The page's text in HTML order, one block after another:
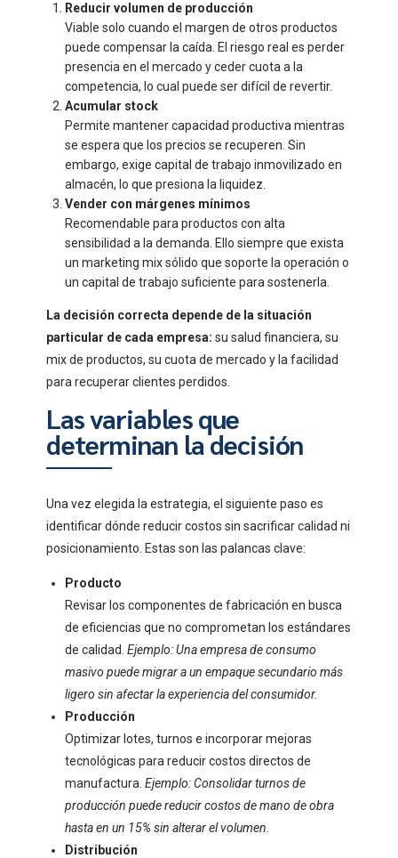
Reducir volumen de producción
Viable solo cuando el margen de otros productos
puede compensar la caída. El riesgo real es perder
presencia en el mercado y ceder cuota a la
competencia, lo cual puede ser difícil de revertir.
Acumular stock
Permite mantener capacidad productiva mientras
se espera que los precios se recuperen. Sin
embargo, exige capital de trabajo inmovilizado en
almacén, lo que presiona la liquidez.
Vender con márgenes mínimos
Recomendable para productos con alta
sensibilidad a la demanda. Ello siempre que exista
un marketing mix sólido que soporte la operación o
un capital de trabajo suficiente para sostenerla.
La decisión correcta depende de la situación
particular de cada empresa: su salud financiera, su
mix de productos, su cuota de mercado y la facilidad
para recuperar clientes perdidos.
Las variables que
determinan la decisión
Una vez elegida la estrategia, el siguiente paso es
identificar dónde reducir costos sin sacrificar calidad ni
posicionamiento. Estas son las palancas clave:
Producto
Revisar los componentes de fabricación en busca
de eficiencias que no comprometan los estándares
de calidad.Ejemplo: Una empresa de consumo
masivo puede migrar a un empaque secundario más
ligero sin afectar la experiencia del consumidor.
Producción
Optimizar lotes, turnos e incorporar mejoras
tecnológicas para reducir costos directos de
manufactura.Ejemplo: Consolidar turnos de
producción puede reducir costos de mano de obra
hasta en un 15% sin alterar el volumen.
Distribución